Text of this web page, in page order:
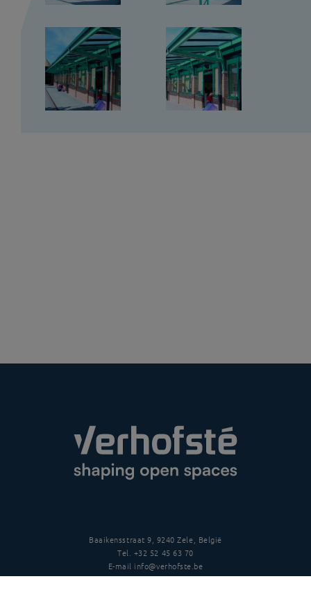
Baaikensstraat 9, 9240 Zele, België
Tel. +32 52 45 63 70
E-mail info@verhofste.be
BTWBE0439 215 109